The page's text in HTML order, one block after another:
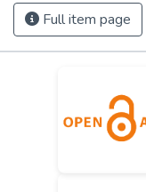
Full item page